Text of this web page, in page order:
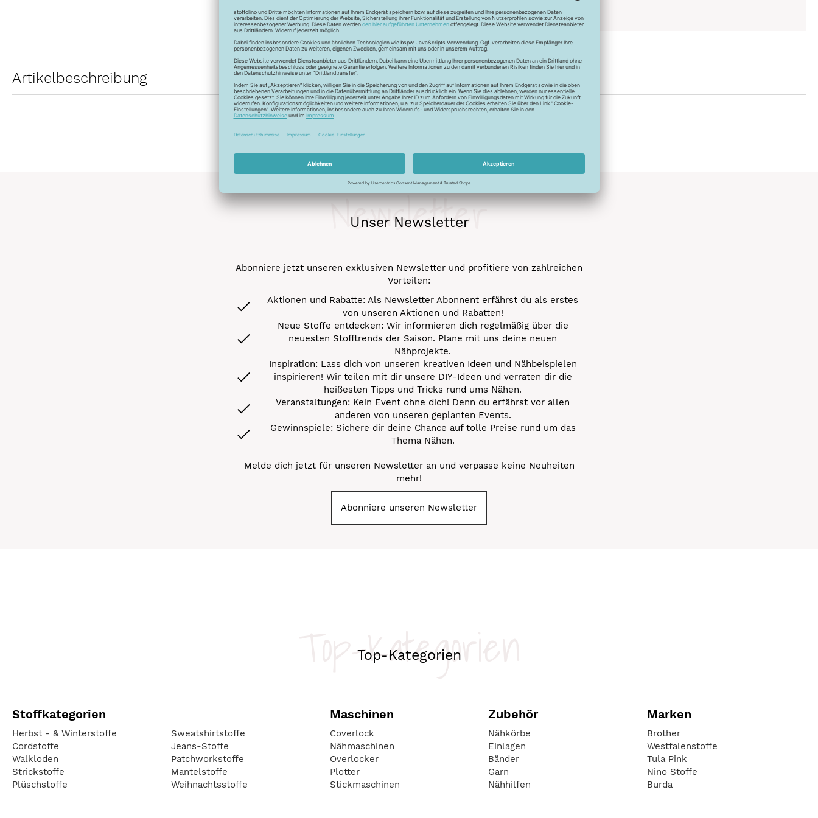
Artikelbeschreibung
Unser Newsletter
Newsletter
Abonniere jetzt unseren exklusiven Newsletter und profitiere von zahlreichen
Vorteilen:
Aktionen und Rabatte: Als Newsletter Abonnent erfährst du als erstes
von unseren Aktionen und Rabatten!
Neue Stoffe entdecken: Wir informieren dich regelmäßig über die
neuesten Stofftrends der Saison. Plane mit uns deine neuen
Nähprojekte.
Inspiration: Lass dich von unseren kreativen Ideen und Nähbeispielen
inspirieren! Wir teilen mit dir unsere DIY-Ideen und verraten dir die
heißesten Tipps und Tricks rund ums Nähen.
Veranstaltungen: Kein Event ohne dich! Denn du erfährst vor allen
anderen von unseren geplanten Events.
Gewinnspiele: Sichere dir deine Chance auf tolle Preise rund um das
Thema Nähen.
Melde dich jetzt für unseren Newsletter an und verpasse keine Neuheiten
mehr!
Abonniere unseren Newsletter
Top-Kategorien
Top-Kategorien
Stoffkategorien
Herbst - & Winterstoffe
Cordstoffe
Walkloden
Strickstoffe
Plüschstoffe
Sweatshirtstoffe
Jeans-Stoffe
Patchworkstoffe
Mantelstoffe
Weihnachtsstoffe
Maschinen
Coverlock
Nähmaschinen
Overlocker
Plotter
Stickmaschinen
Zubehör
Nähkörbe
Einlagen
Bänder
Garn
Nähhilfen
Marken
Brother
Westfalenstoffe
Tula Pink
Nino Stoffe
Burda